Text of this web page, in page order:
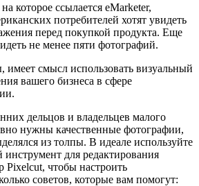
которое ссылается eMarketer,
потребителей хотят увидеть
перед покупкой продукта. Еще
не менее пяти фотографий.
имеет смысл использовать визуальный
вашего бизнеса в сфере
дельцов и владельцев малого
нужны качественные фотографии,
из толпы. В идеале используйте
для редактирования
Pixelcut, чтобы настроить
советов, которые вам помогут: